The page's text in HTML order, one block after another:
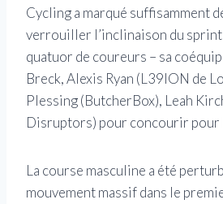
Cycling a marqué suffisamment
verrouiller l’inclinaison du
quatuor de coureurs – sa
Breck, Alexis Ryan (L39ION de
Plessing (ButcherBox), Leah
Disruptors) pour concourir pour
La course masculine a été
mouvement massif dans le